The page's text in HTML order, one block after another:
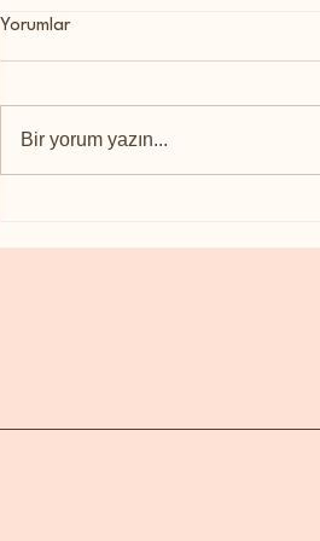
6 ŞUBAT NASIL ANILMAZ?
Yorumlar
Bir yorum yazın...